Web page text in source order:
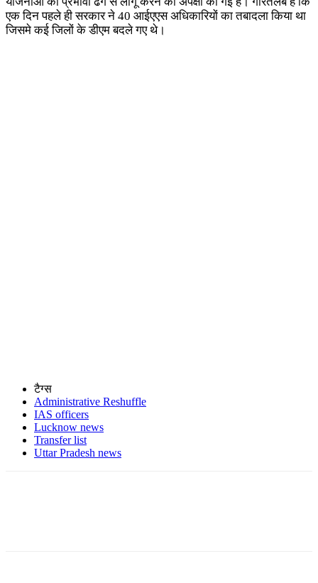
एक दिन पहले ही सरकार ने 40 आईएएस अधिकारियों का तबादला किया था
जिसमे कई जिलों के डीएम बदले गए थे।
टैग्स
Administrative Reshuffle
IAS officers
Lucknow news
Transfer list
Uttar Pradesh news